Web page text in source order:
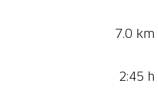
7.0 km
2:45 h